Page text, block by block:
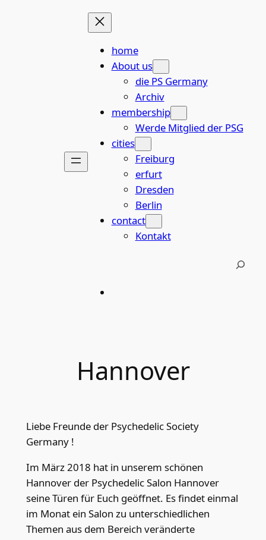
home
About us
die PS Germany
Archiv
membership
Werde Mitglied der PSG
cities
Freiburg
erfurt
Dresden
Berlin
contact
Kontakt
Hannover
Liebe Freunde der Psychedelic Society
Germany !
Im März 2018 hat in unserem schönen
Hannover der Psychedelic Salon Hannover
seine Türen für Euch geöffnet. Es findet einmal
im Monat ein Salon zu unterschiedlichen
Themen aus dem Bereich veränderte